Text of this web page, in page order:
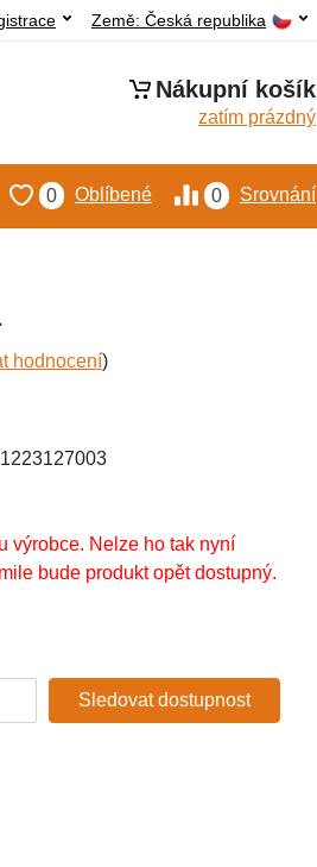
Země: Česká republika
Nákupní košík
zatím prázdný
0 Srovnání
0 Oblíbené
hodnocení)
výrobce. Nelze ho tak nyní
bude produkt opět dostupný.
Sledovat dostupnost